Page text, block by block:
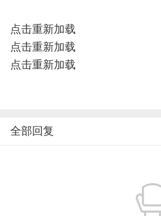
点击重新加载
点击重新加载
点击重新加载
全部回复